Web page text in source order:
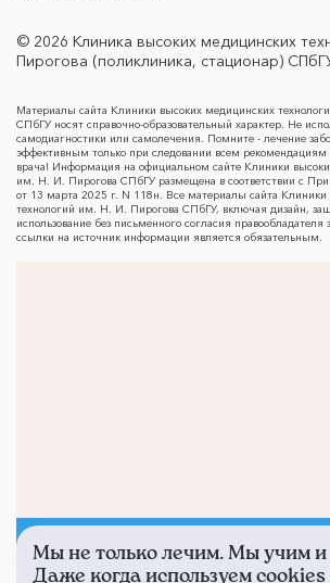
© 2026 Клиника высоких медицинских
Пирогова (поликлиника, стационар)
Материалы сайта Клиники высоких медицинских
СПбГУ носят справочно-образовательный характер. Не
самодиагностики или самолечения. Помните - лечение
эффективным только при следовании всем
врача! Информация на официальном сайте Клиники
им. Н. И. Пирогова СПбГУ размещена в соответствии с
от 13 марта 2025 г. N 118н. Все материалы сайта
технологий им. Н. И. Пирогова СПбГУ, включая дизайн,
использование без письменного согласия
ссылки на источник информации является обязательным.
Не смогли
Мы не только лечим. Мы учим и
Даже когда используем cookies